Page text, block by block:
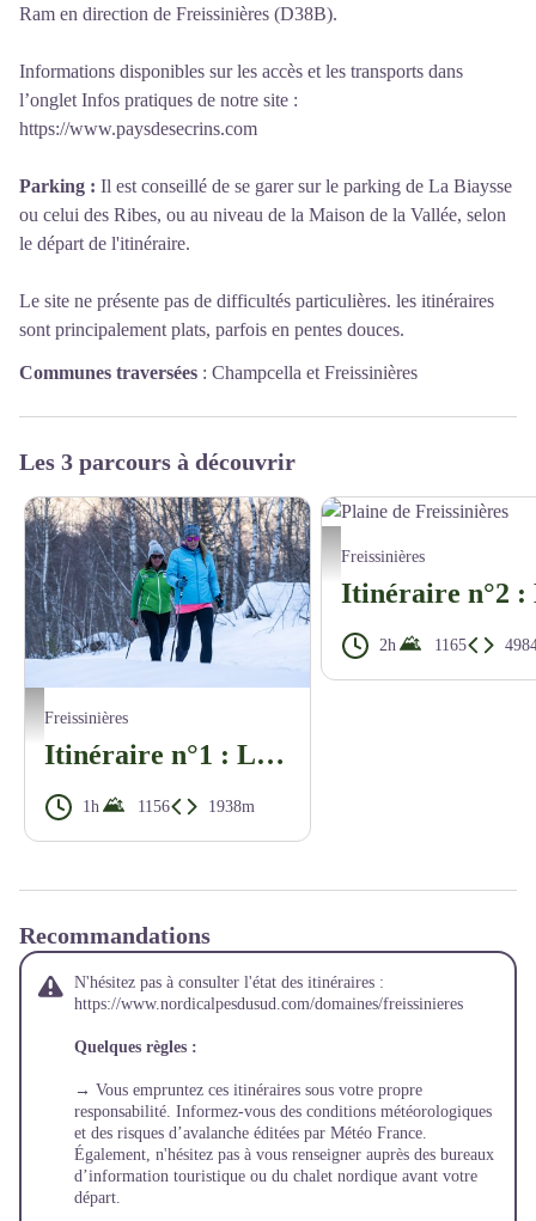
Ram en direction de Freissinières (D38B).
Informations disponibles sur les accès et les transports dans
l’onglet Infos pratiques de notre site :
https://www.paysdesecrins.com
Parking : Il est conseillé de se garer sur le parking de La Biaysse
ou celui des Ribes, ou au niveau de la Maison de la Vallée, selon
le départ de l'itinéraire.
Le site ne présente pas de difficultés particulières. les itinéraires
sont principalement plats, parfois en pentes douces.
Communes traversées : Champcella et Freissinières
Les 3 parcours à découvrir
Randonnée aux Allouviers - Rogier van Rijn
Freissinières
Itinéraire n°1 : Les Allouviers
1h 1156 1938m
Plaine de Freissinières - Pierre
Freissinières
2h 1165
Recommandations
N'hésitez pas à consulter l'état des itinéraires :
https://www.nordicalpesdusud.com/domaines/freissinieres
Quelques règles :
→ Vous empruntez ces itinéraires sous votre propre
responsabilité. Informez-vous des conditions météorologiques
et des risques d’avalanche éditées par Météo France.
Également, n'hésitez pas à vous renseigner auprès des bureaux
d’information touristique ou du chalet nordique avant votre
départ.